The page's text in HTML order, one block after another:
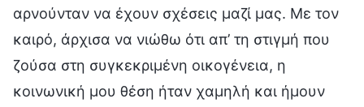
αρνούνταν να έχουν σχέσεις μαζί μας. Με τον
καιρό, άρχισα να νιώθω ότι απ’ τη στιγμή που
ζούσα στη συγκεκριμένη οικογένεια, η
κοινωνική μου θέση ήταν χαμηλή και ήμουν